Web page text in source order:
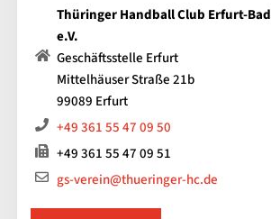
Thüringer Handball Club Erfurt-
e.V.
Geschäftsstelle Erfurt
Mittelhäuser Straße 21b
99089 Erfurt
+49 361 55 47 09 50
+49 361 55 47 09 51
gs-verein@thueringer-hc.de